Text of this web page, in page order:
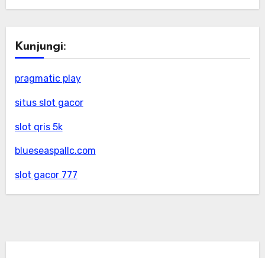
Kunjungi:
pragmatic play
situs slot gacor
slot qris 5k
blueseaspallc.com
slot gacor 777